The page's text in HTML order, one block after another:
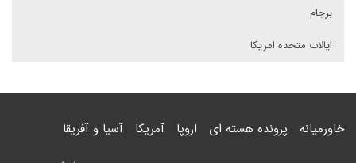
برجام
ایالات متحده امریکا
خاورمیانه پرونده هسته ای اروپا آمریکا آسیا و آفریقا